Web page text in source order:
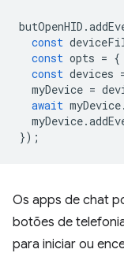
butOpenHID .
const
const opts = {
const devices
myDevice =
await myDevice.
myDevice.
});
Os apps de chat
botões de
para iniciar ou